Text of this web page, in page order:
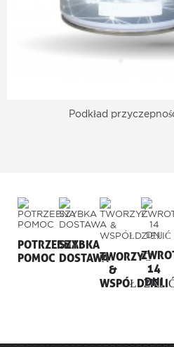
Podkład
POTRZEBNA
POMOC
SZYBKA
DOSTAWATWORZYĆ
&
14
DNI